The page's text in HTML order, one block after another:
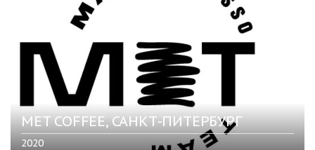
MET COFFEE, САНКТ-ПИТЕРБУРГ
2020